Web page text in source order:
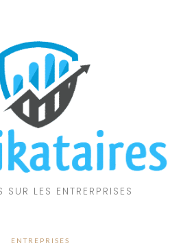
SUR LES ENTRERPRISES
ENTREPRISES